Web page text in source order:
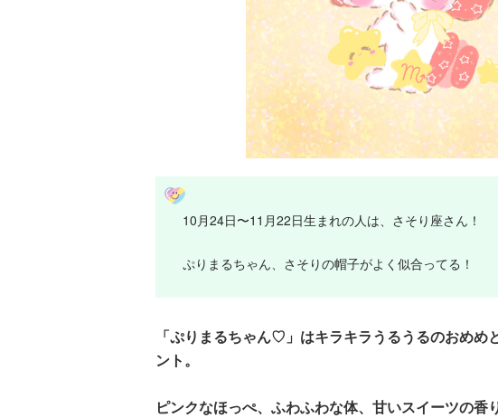
10月24日〜11月22日生まれの人は、さそり座さん！
ぷりまるちゃん、さそりの帽子がよく似合ってる！
「ぷりまるちゃん♡」はキラキラうるうるのおめめ
ント。
ピンクなほっぺ、ふわふわな体、甘いスイーツの香